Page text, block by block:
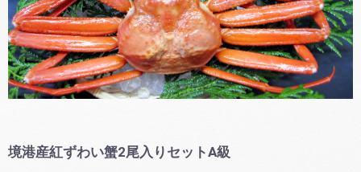
境港産紅ずわい蟹2尾入りセットA級